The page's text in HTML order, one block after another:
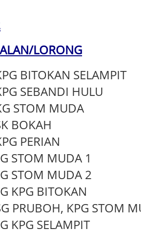
LORONG
BITOKAN SELAMPIT
SEBANDI HULU
STOM MUDA
BOKAH
PERIAN
STOM MUDA 1
STOM MUDA 2
KPG BITOKAN
PRUBOH, KPG STOM
KPG SELAMPIT